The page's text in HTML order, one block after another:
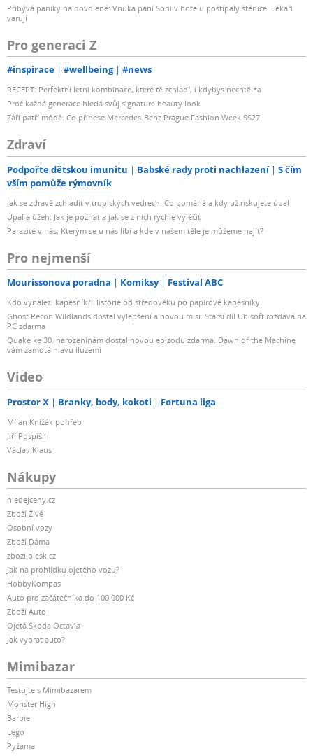
Přibývá paniky na dovolené: Vnuka paní Soni v hotelu poštípaly štěnice! Lékaři
varují
Pro generaci Z
#inspirace #wellbeing #news
RECEPT: Perfektní letní kombinace, které tě zchladí, i kdybys nechtěl*a
Proč každá generace hledá svůj signature beauty look
Září patří módě: Co přinese Mercedes-Benz Prague Fashion Week SS27
Zdraví
Podpořte dětskou imunitu Babské rady proti nachlazení
S čím
vším pomůže rýmovník
Jak se zdravě zchladit v tropických vedrech: Co pomáhá a kdy už riskujete úpal
Úpal a úžeh: Jak je poznat a jak se z nich rychle vyléčit
Parazité v nás: Kterým se u nás líbí a kde v našem těle je můžeme najít?
Pro nejmenší
Mourissonova poradna Komiksy Festival ABC
Kdo vynalezl kapesník? Historie od středověku po papírové kapesníky
Ghost Recon Wildlands dostal vylepšení a novou misi. Starší díl Ubisoft rozdává na
PC zdarma
Quake ke 30. narozeninám dostal novou epizodu zdarma. Dawn of the Machine
vám zamotá hlavu iluzemi
Video
Prostor X Branky, body, kokoti Fortuna liga
Milan Knížák pohřeb
Jiří Pospíšil
Václav Klaus
Nákupy
hledejceny.cz
Zboží Živě
Osobní vozy
Zboží Dáma
zbozi.blesk.cz
Jak na prohlídku ojetého vozu?
HobbyKompas
Auto pro začátečníka do 100 000 Kč
Zboží Auto
Ojetá Škoda Octavia
Jak vybrat auto?
Mimibazar
Testujte s Mimibazarem
Monster High
Barbie
Lego
Pyžama